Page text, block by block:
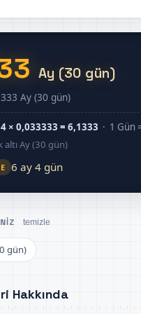
Ay (30 gün)
Ay (30 gün)
× 0,033333 = 6,1333 · 1 Gün
altı Ay (30 gün)
6 ay 4 gün
temizle
gün)
Hakkında